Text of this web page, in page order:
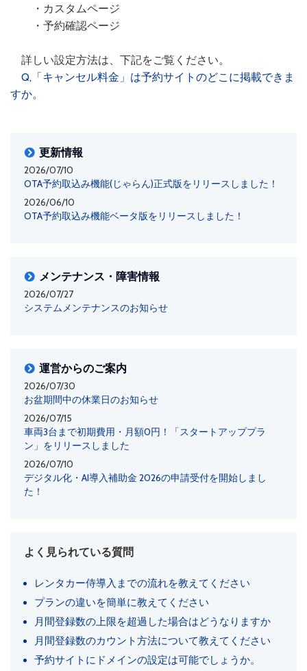
・カスタムページ
・予約確認ページ
詳しい設定方法は、下記をご覧ください。
Q,「キャンセル料金」は予約サイトのどこに掲載できま
すか。
更新情報
2026/07/10
OTA予約取込み機能(じゃらん)正式版をリリースしました！
2026/06/10
OTA予約取込み機能ベータ版をリリースしました！
メンテナンス・障害情報
2026/07/27
システムメンテナンスのお知らせ
運営からのご案内
2026/07/30
お盆期間中の休業日のお知らせ
2026/07/15
車両3台まで初期費用・月額0円！「スタートアッププラ
ン」をリリースしました
2026/07/10
デジタル化・AI導入補助金 2026の申請受付を開始しまし
た！
よく見られている質問
レンタカー侍導入までの流れを教えてください
プランの違いを簡単に教えてください
月間登録数の上限を超過した場合はどうなりますか
月間登録数のカウント方法について教えてください
予約サイトにドメインの設定は可能でしょうか。